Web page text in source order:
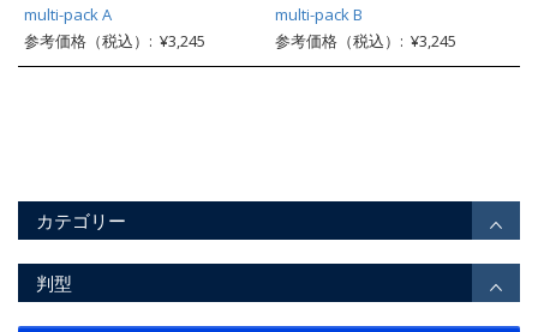
multi-pack A
参考価格（税込）: ¥3,245
multi-pack B
参考価格（税込）: ¥3,245
カテゴリー
判型